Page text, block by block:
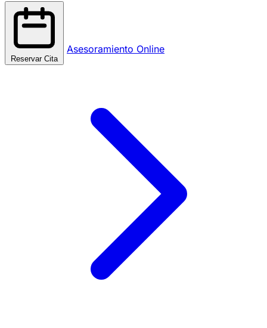
Reservar Cita
Asesoramiento Online